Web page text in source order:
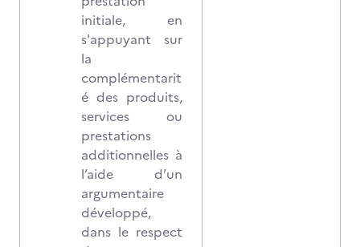
initiale, en
s'appuyant sur
la
complémentarit
é des produits,
services ou
prestations
additionnelles à
l’aide d’un
argumentaire
développé,
dans le respect